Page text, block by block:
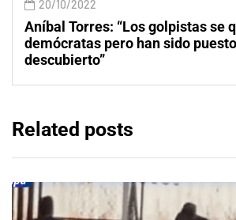
20/10/2022
Aníbal Torres: “Los golpistas se
demócratas pero han sido
descubierto”
Related posts